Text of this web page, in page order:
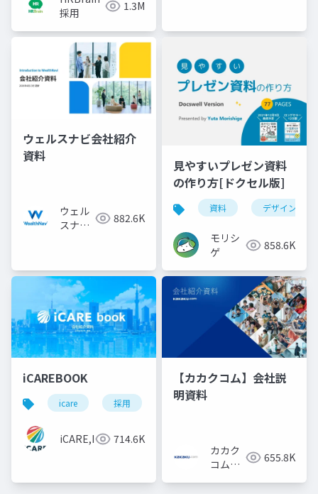
採用
1.3M
ウェルスナビ会社紹介
資料
ウェル
スナビ
882.6K
見やすいプレゼン資料
の作り方[ドクセル版]
資料 デザイン
モリシ
ゲ
858.6K
iCAREBOOK
icare 採用 カルチャーデック
iCARE,Inc 714.6K
【カカクコム】会社説
明資料
カカク
コム採
655.8K